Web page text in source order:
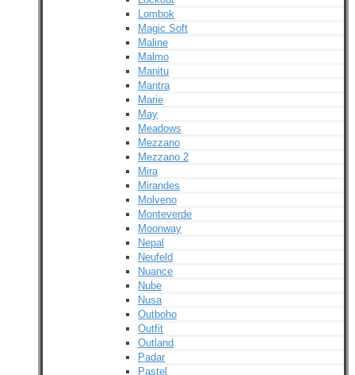
Lombok
Magic Soft
Maline
Malmo
Manitu
Mantra
Marie
May
Meadows
Mezzano
Mezzano 2
Mira
Mirandes
Molveno
Monteverde
Moonway
Nepal
Neufeld
Nuance
Nube
Nusa
Outboho
Outfit
Outland
Padar
Pastel